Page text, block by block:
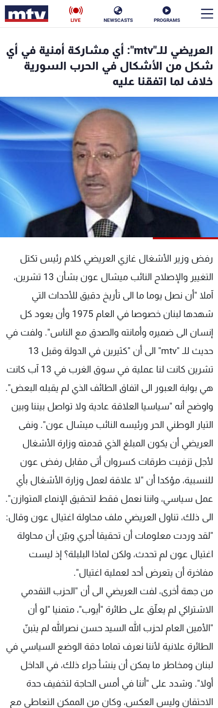
PROGRAMS
NEWSCASTS
LIVE
العريضي للـ"mtv": أي مشاركة أمنية في أي
شكل من الأشكال في الحرب السورية
خلاف لما اتفقنا عليه
رفض وزير الأشغال غازي العريضي كلام رئيس تكتل
التغيير والإصلاح النائب ميشال عون بشأن 13 تشرين،
آملا "أن نصل يوما ما الى تأريخ دقيق للأحداث التي
شهدها لبنان خصوصا في العام 1975 وأن يعود كل
إنسان الى ضميره وأمانته والصدق مع الناس". ولفت في
حديث للـ "mtv" الى أن "كثيرين في الدولة وقبل 13
تشرين كانت لنا عملية في سوق الغرب في 13 آب كانت
هي بوابة العبور الى اتفاق الطائف الذي لم يقبله البعض".
واوضح أنه "سياسيا العلاقة عادية ولا تواصل بيننا وبين
التيار الوطني الحر ورئيسه النائب ميشال عون". ونفى
العريضي أن يكون المبلغ الذي قدمته وزارة الأشغال
لأجل تزفيت طرقات كسروان أتى مقابل رفض عون
للنسبية، مؤكدا أن "لا علاقة لعمل وزارة الأشغال بأي
عمل سياسي، واننا نعمل فقط لتحقيق الإنماء المتوازن".
الى ذلك، تناول العريضي ملف محاولة اغتيال عون وقال:
"لقد وردت معلومات أن تحقيقا أجري وبيّن أن محاولة
اغتيال عون لم تحدث، ولكن لماذا البلبلة؟ إذ ليست
مفاخرة أن يتعرض أحد لعملية اغتيال".
من جهة أخرى، لفت العريضي الى أن "الحزب التقدمي
الاشتراكي لم يعلّق على طائرة "أيوب"، متمنيا "لو أن
"الأمين العام لحزب الله السيد حسن نصرالله لم يتبنّ
الطائرة علانية لأننا نعرف تماما دقة الوضع السياسي في
لبنان ومخاطر ما يمكن أن ينشأ جراء ذلك، في الداخل
أولا". وشدد على "أننا في أمس الحاجة لتخفيف حدة
الاحتقان وليس العكس، وكان من الممكن التعاطي مع
الأخبار
إقتصاد فن
منوعات رياضة
كأس العالم
البرامج
جدول البرامج
شاهد البرامج
الترددات
عن MTV
الإنـتـاج
لاعلاناتكم
وظائف
تواصل معنا
شروط الإسـتخدام
سياسة الخصوصية